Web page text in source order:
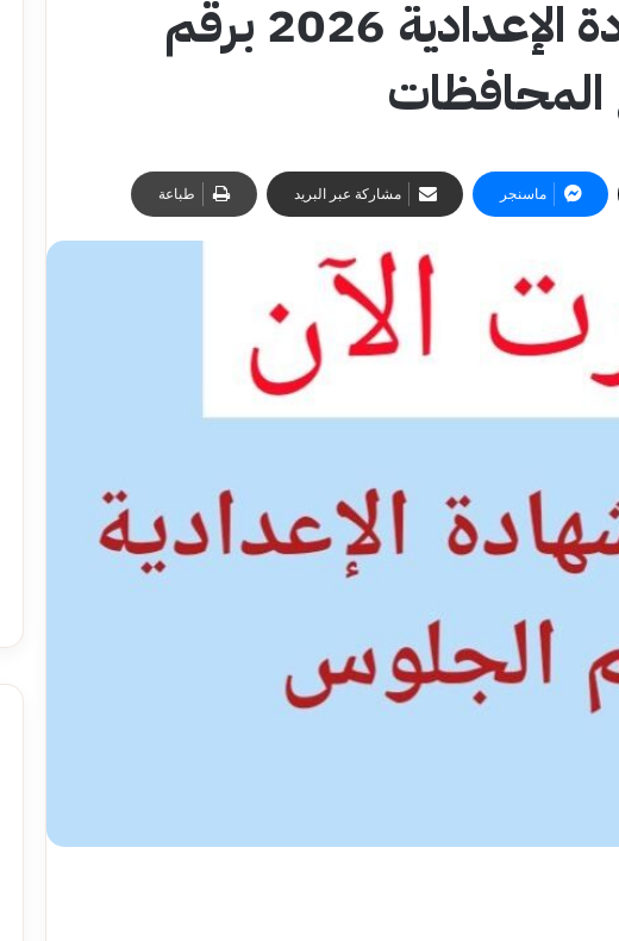
رابط نتيجة الشهادة الإعدادية 2026 برقم
ماسنجر مشاركة عبر البريد طباعة